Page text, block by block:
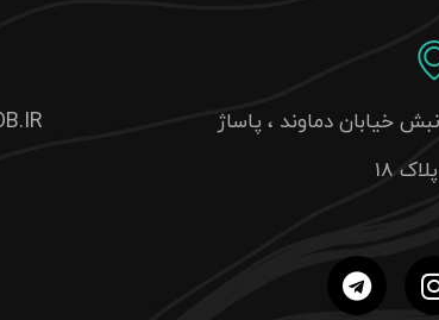
خیابان دماوند ، پاساژ
18